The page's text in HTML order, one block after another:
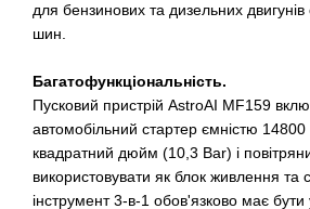
для бензинових та дизельних
шин.
Багатофункціональність.
Пусковий пристрій AstroAI MF159
автомобільний стартер ємністю
квадратний дюйм (10,3 Bar) і
використовувати як блок живлення та
інструмент 3-в-1 обов'язково має